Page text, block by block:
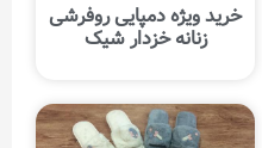
خرید ویژه دمپایی روفرشی
زنانه خزدار شیک